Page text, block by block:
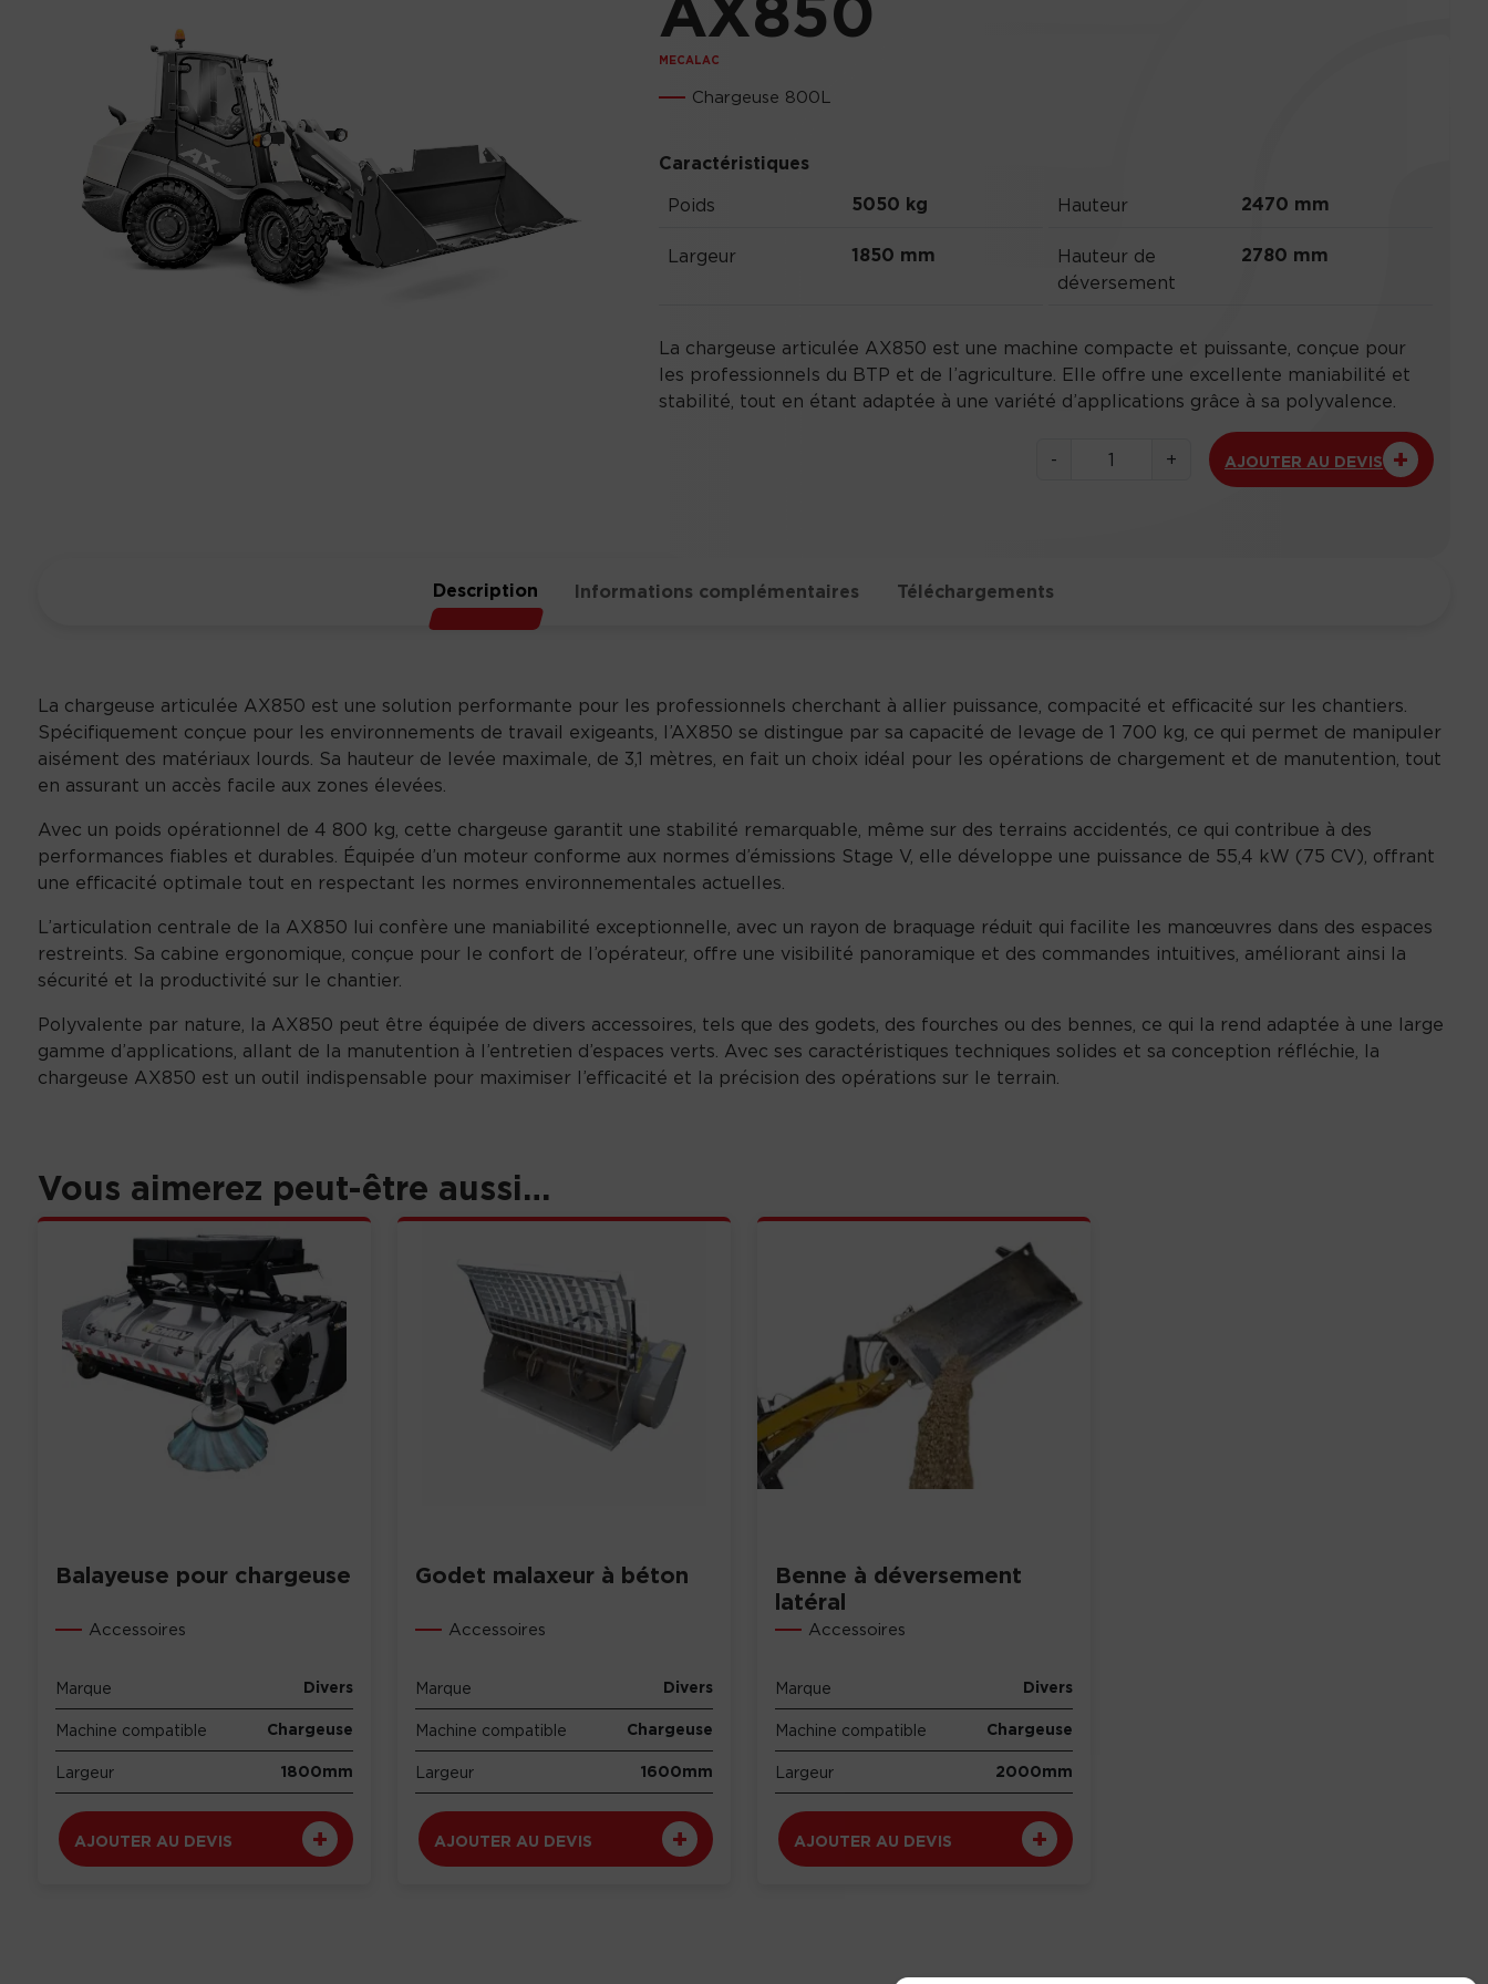
MECALAC
Chargeuse 800L
Caractéristiques
Poids 5050 kg Hauteur 2470 mm
Largeur 1850 mm
Hauteur de
déversement
2780 mm
La chargeuse articulée AX850 est une machine compacte et puissante, conçue pour
les professionnels du BTP et de l’agriculture. Elle offre une excellente maniabilité et
stabilité, tout en étant adaptée à une variété d’applications grâce à sa polyvalence.
-
i
A
X
8
0
+ AJOUTER AU DEVIS
Description Informations complémentaires Téléchargements
La chargeuse articulée AX850 est une solution performante pour les professionnels cherchant à allier puissance, compacité et efficacité sur les chantiers.
Spécifiquement conçue pour les environnements de travail exigeants, l’AX850 se distingue par sa capacité de levage de 1 700 kg, ce qui permet de manipuler
aisément des matériaux lourds. Sa hauteur de levée maximale, de 3,1 mètres, en fait un choix idéal pour les opérations de chargement et de manutention, tout
en assurant un accès facile aux zones élevées.
Avec un poids opérationnel de 4 800 kg, cette chargeuse garantit une stabilité remarquable, même sur des terrains accidentés, ce qui contribue à des
performances fiables et durables. Équipée d’un moteur conforme aux normes d’émissions Stage V, elle développe une puissance de 55,4 kW (75 CV), offrant
une efficacité optimale tout en respectant les normes environnementales actuelles.
L’articulation centrale de la AX850 lui confère une maniabilité exceptionnelle, avec un rayon de braquage réduit qui facilite les manœuvres dans des espaces
restreints. Sa cabine ergonomique, conçue pour le confort de l’opérateur, offre une visibilité panoramique et des commandes intuitives, améliorant ainsi la
sécurité et la productivité sur le chantier.
Polyvalente par nature, la AX850 peut être équipée de divers accessoires, tels que des godets, des fourches ou des bennes, ce qui la rend adaptée à une large
gamme d’applications, allant de la manutention à l’entretien d’espaces verts. Avec ses caractéristiques techniques solides et sa conception réfléchie, la
chargeuse AX850 est un outil indispensable pour maximiser l’efficacité et la précision des opérations sur le terrain.
Vous aimerez peut-être aussi…
Balayeuse pour chargeuse
Accessoires
Marque Divers
Machine compatible Chargeuse
Largeur 1800mm
AJOUTER AU DEVIS
Godet malaxeur à béton
Accessoires
Marque Divers
Machine compatible Chargeuse
Largeur 1600mm
AJOUTER AU DEVIS
Benne à déversement
latéral
Accessoires
Marque Divers
Machine compatible Chargeuse
Largeur 2000mm
AJOUTER AU DEVIS